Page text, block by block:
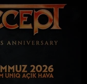
– İstanbul,
Uniq